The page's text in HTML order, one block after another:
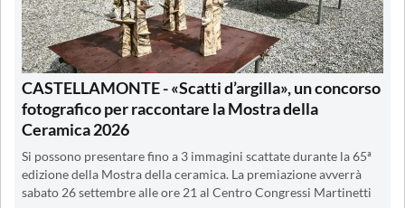
CASTELLAMONTE - «Scatti d’argilla», un concorso
fotografico per raccontare la Mostra della
Ceramica 2026
Si possono presentare fino a 3 immagini scattate durante la 65ª
edizione della Mostra della ceramica. La premiazione avverrà
sabato 26 settembre alle ore 21 al Centro Congressi Martinetti